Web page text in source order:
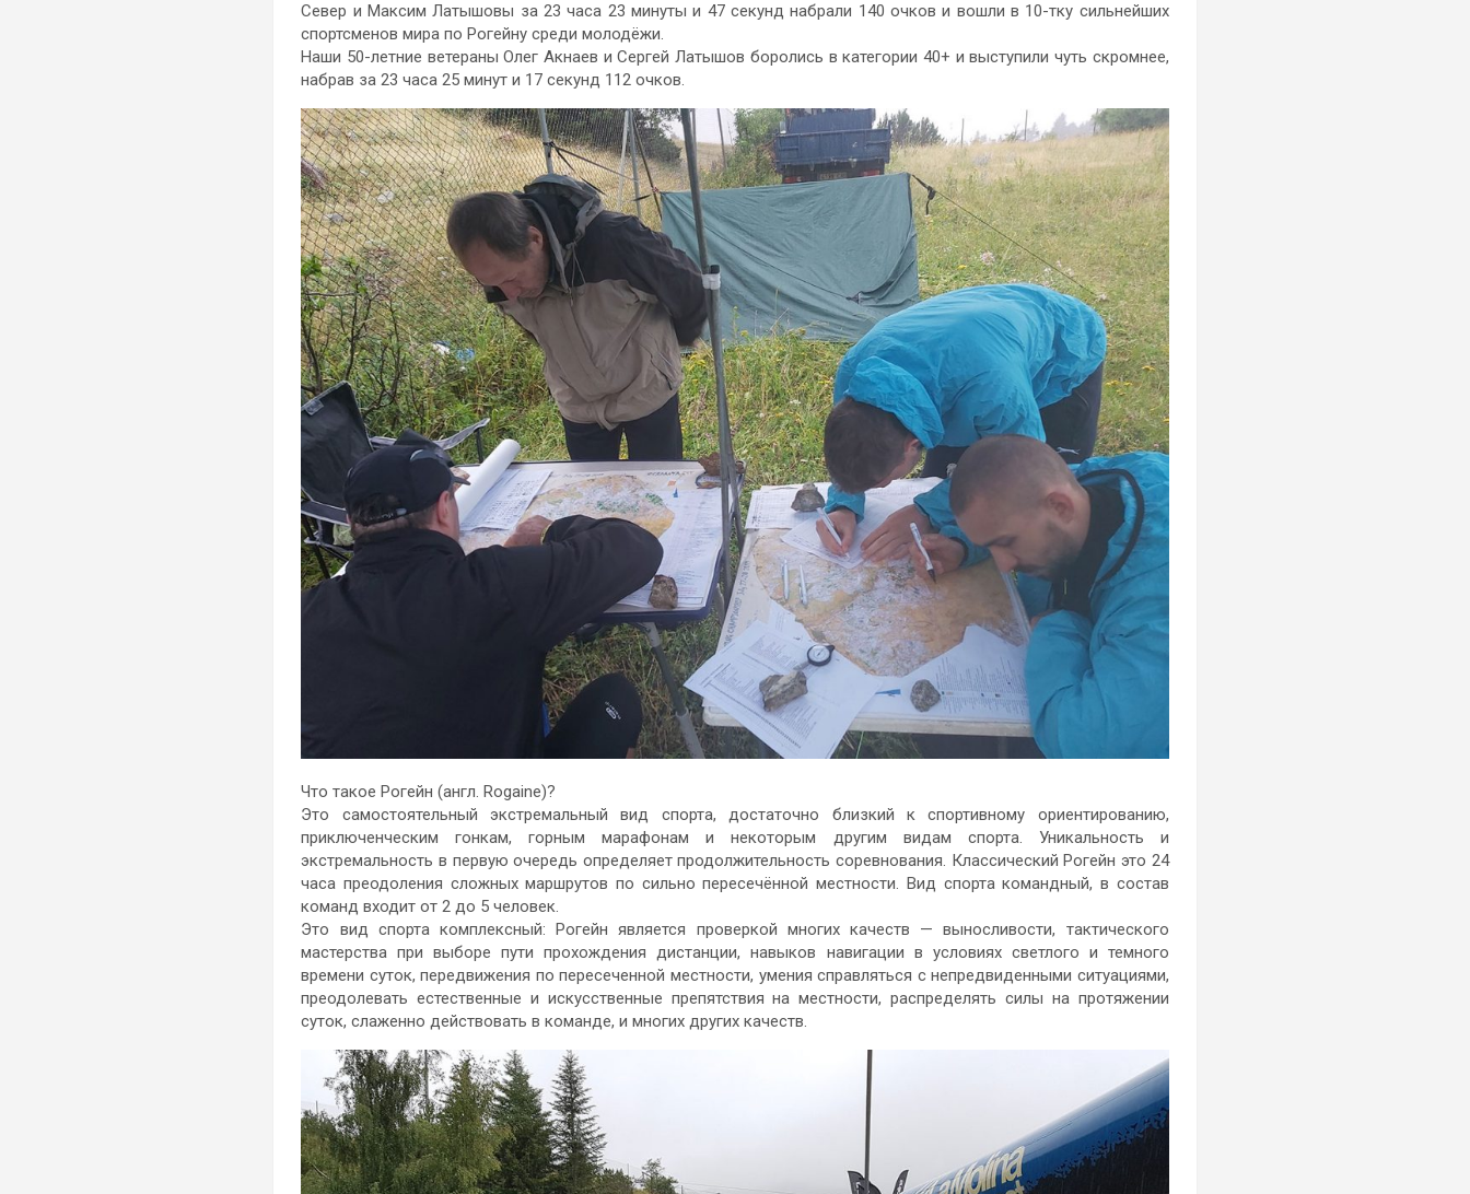
Север и Максим Латышовы за 23 часа 23 минуты и 47 секунд набрали 140 очков и вошли в 10-тку сильнейших
спортсменов мира по Рогейну среди молодёжи.
Наши 50-летние ветераны Олег Акнаев и Сергей Латышов боролись в категории 40+ и выступили чуть скромнее,
набрав за 23 часа 25 минут и 17 секунд 112 очков.
Что такое Рогейн (англ. Rogaine)?
Это самостоятельный экстремальный вид спорта, достаточно близкий к спортивному ориентированию,
приключенческим гонкам, горным марафонам и некоторым другим видам спорта. Уникальность и
экстремальность в первую очередь определяет продолжительность соревнования. Классический Рогейн это 24
часа преодоления сложных маршрутов по сильно пересечённой местности. Вид спорта командный, в состав
команд входит от 2 до 5 человек.
Это вид спорта комплексный: Рогейн является проверкой многих качеств — выносливости, тактического
мастерства при выборе пути прохождения дистанции, навыков навигации в условиях светлого и темного
времени суток, передвижения по пересеченной местности, умения справляться с непредвиденными ситуациями,
преодолевать естественные и искусственные препятствия на местности, распределять силы на протяжении
суток, слаженно действовать в команде, и многих других качеств.